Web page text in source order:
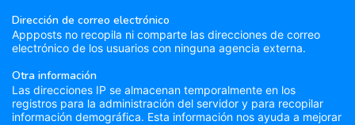
Dirección de correo electrónico
Appposts no recopila ni comparte las direcciones de correo
electrónico de los usuarios con ninguna agencia externa.
Otra información
Las direcciones IP se almacenan temporalmente en los
registros para la administración del servidor y para recopilar
información demográfica. Esta información nos ayuda a mejorar